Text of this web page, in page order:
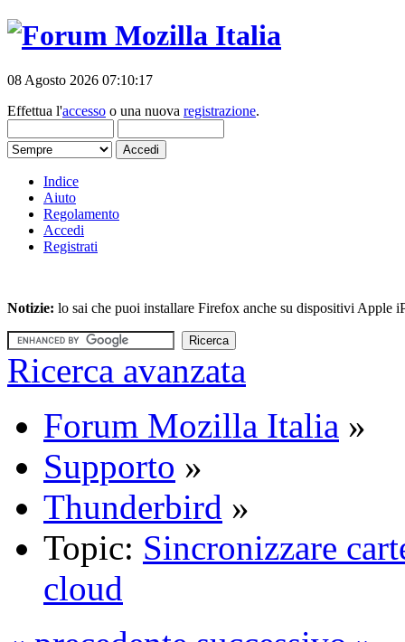
08 Agosto 2026 07:10:17
Effettua l'accesso o una nuova registrazione.
Indice
Aiuto
Regolamento
Accedi
Registrati
Notizie: lo sai che puoi installare Firefox anche su dispositivi Apple
Ricerca avanzata
Forum Mozilla Italia »
Supporto »
Thunderbird »
Topic: Sincronizzare
cloud